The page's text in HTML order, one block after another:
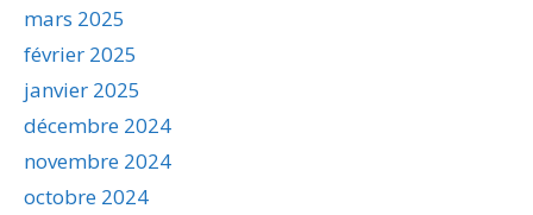
mars 2025
février 2025
janvier 2025
décembre 2024
novembre 2024
octobre 2024